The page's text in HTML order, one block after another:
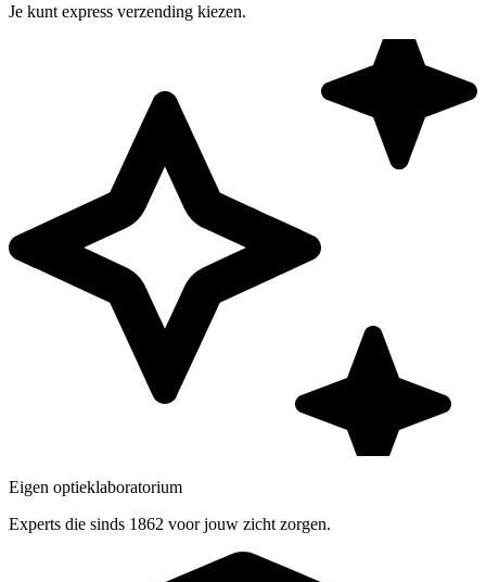
Je kunt express verzending kiezen.
Eigen optieklaboratorium
Experts die sinds 1862 voor jouw zicht zorgen.